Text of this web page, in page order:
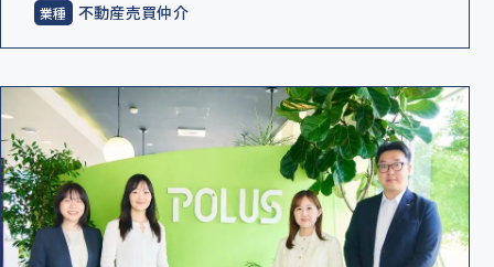
不動産売買仲介